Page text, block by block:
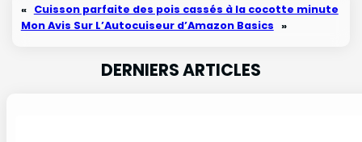
« Cuisson parfaite des pois cassés à la cocotte minute
Mon Avis Sur L’Autocuiseur d’Amazon Basics »
DERNIERS ARTICLES